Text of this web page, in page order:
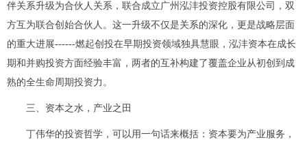
伴关系升级为合伙人关系，联合成立广州泓沣投资控股有限公司，双
方互为联合创始合伙人。这一升级不仅是关系的深化，更是战略层面
的重大进展------燃起创投在早期投资领域独具慧眼，泓沣资本在成长
期和并购投资方面经验丰富，两者的互补构建了覆盖企业从初创到成
熟的全生命周期投资力。
三、资本之水，产业之田
丁伟华的投资哲学，可以用一句话来概括：资本要为产业服务，